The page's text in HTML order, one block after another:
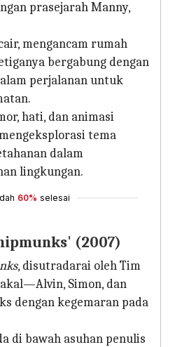
prasejarah Manny,
mengancam rumah
bergabung dengan
perjalanan untuk
hati, dan animasi
tema
dalam
lingkungan.
60% selesai
(2007)
, disutradarai oleh Tim
Simon, dan
dengan kegemaran pada
di bawah asuhan penulis